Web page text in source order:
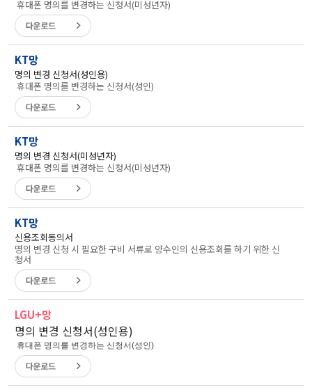
휴대폰 명의를 변경하는 신청서(미성년자)
KT망
명의 변경 신청서(성인용)
휴대폰 명의를 변경하는 신청서(성인)
KT망
명의 변경 신청서(미성년자)
휴대폰 명의를 변경하는 신청서(미성년자)
KT망
신용조회동의서
명의 변경 신청 시 필요한 구비 서류로 양수인의 신용조회를 하기 위한 신
청서
LGU+망
명의 변경 신청서(성인용)
휴대폰 명의를 변경하는 신청서(성인)